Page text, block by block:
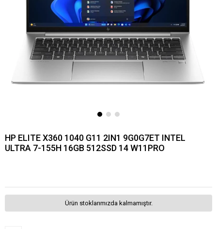
HP ELITE X360 1040 G11 2IN1 9G0G7ET INTEL
ULTRA 7-155H 16GB 512SSD 14 W11PRO
Ürün stoklarımızda kalmamıştır.